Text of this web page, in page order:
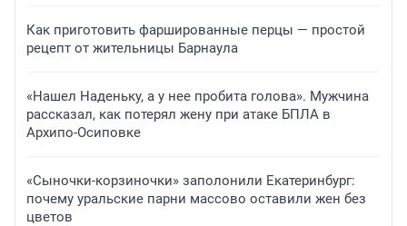
Как приготовить фаршированные перцы — простой
рецепт от жительницы Барнаула
«Нашел Наденьку, а у нее пробита голова». Мужчина
рассказал, как потерял жену при атаке БПЛА в
Архипо-Осиповке
«Сыночки-корзиночки» заполонили Екатеринбург:
почему уральские парни массово оставили жен без
цветов